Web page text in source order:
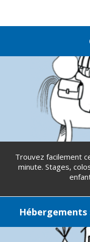
Trouvez facilement
minute. Stages,
Hébergements